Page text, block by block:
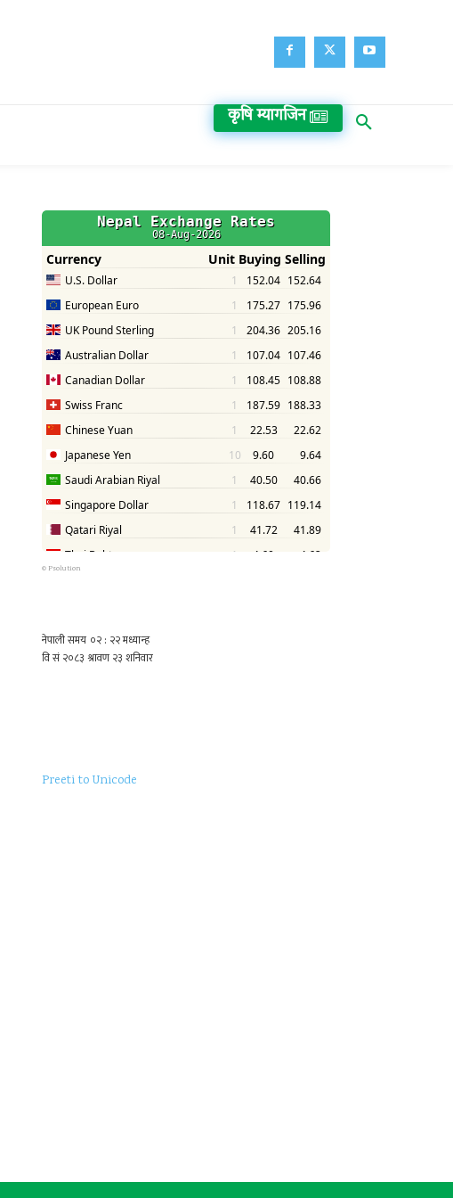
कृषि म्यागजिन
© Psolution
Preeti to Unicode